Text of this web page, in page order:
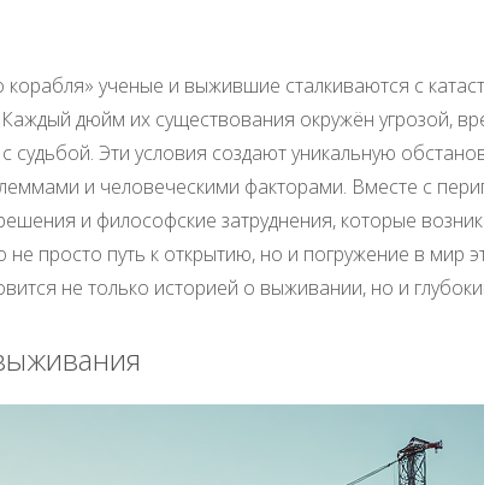
ученые и выжившие сталкиваются с
дюйм их существования окружён угрозой,
судьбой. Эти условия создают уникальную
и человеческими факторами. Вместе с
и философские затруднения, которые
просто путь к открытию, но и погружение в мир
не только историей о выживании, но и